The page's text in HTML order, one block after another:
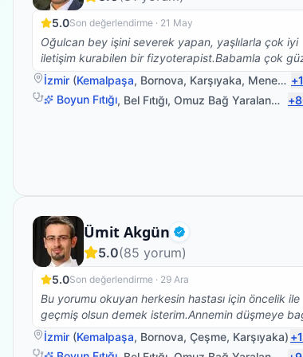
5.0Son değerlendirme · 21 May
Oğulcan bey işini severek yapan, yaşlılarla çok iyi
iletişim kurabilen bir fizyoterapist.Babamla çok
ilgilendi.Kendisine çok teşekkür ederim.☺️
İzmir (Kemalpaşa, Bornova, Karşıyaka, Menemen )
+
Boyun Fıtığı, Bel Fıtığı, Omuz Bağ Yaralanması ,
+
Ümit Akgün Doğrulanmış
Fizyoterapist
5.0(85 yorum)
5.0Son değerlendirme · 29 Ara
Bu yorumu okuyan herkesin hastası için öncelik ile
geçmiş olsun demek isterim.Annemin düşmeye
beyin kanaması sonrası vücudunun sol tarafına
felç.oldu bu süreçte Ümit bey ile yolumuz buluştu
İzmir (Kemalpaşa, Bornova, Çeşme, Karşıyaka) +